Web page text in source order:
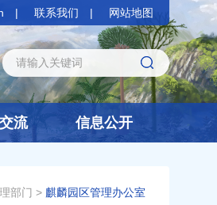
联系我们 网站地图
流 信息公开
部门 > 麒麟园区管理办公室